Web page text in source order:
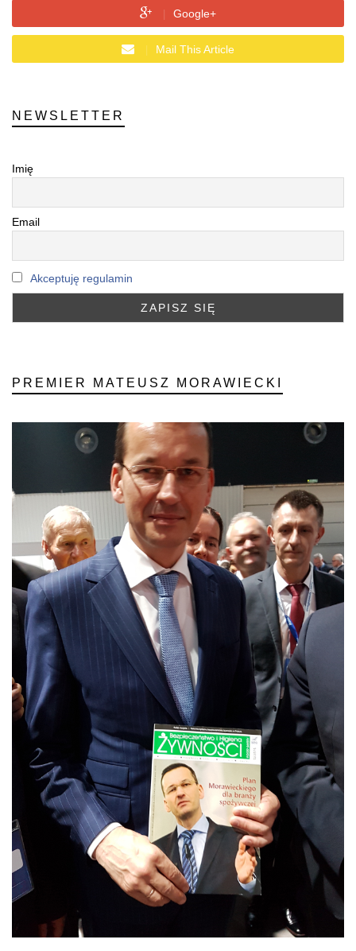
Google+
Mail This Article
NEWSLETTER
Imię
Email
Akceptuję regulamin
PREMIER MATEUSZ MORAWIECKI